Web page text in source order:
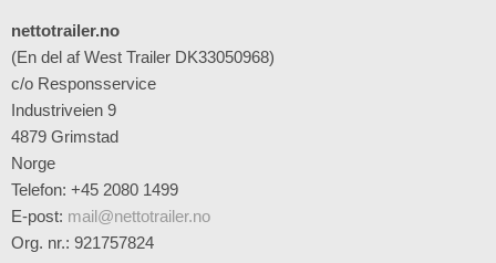
nettotrailer.no
(En del af West Trailer DK33050968)
c/o Responsservice
Industriveien 9
4879 Grimstad
Norge
Telefon: +45 2080 1499
E-post: mail@nettotrailer.no
Org. nr.: 921757824